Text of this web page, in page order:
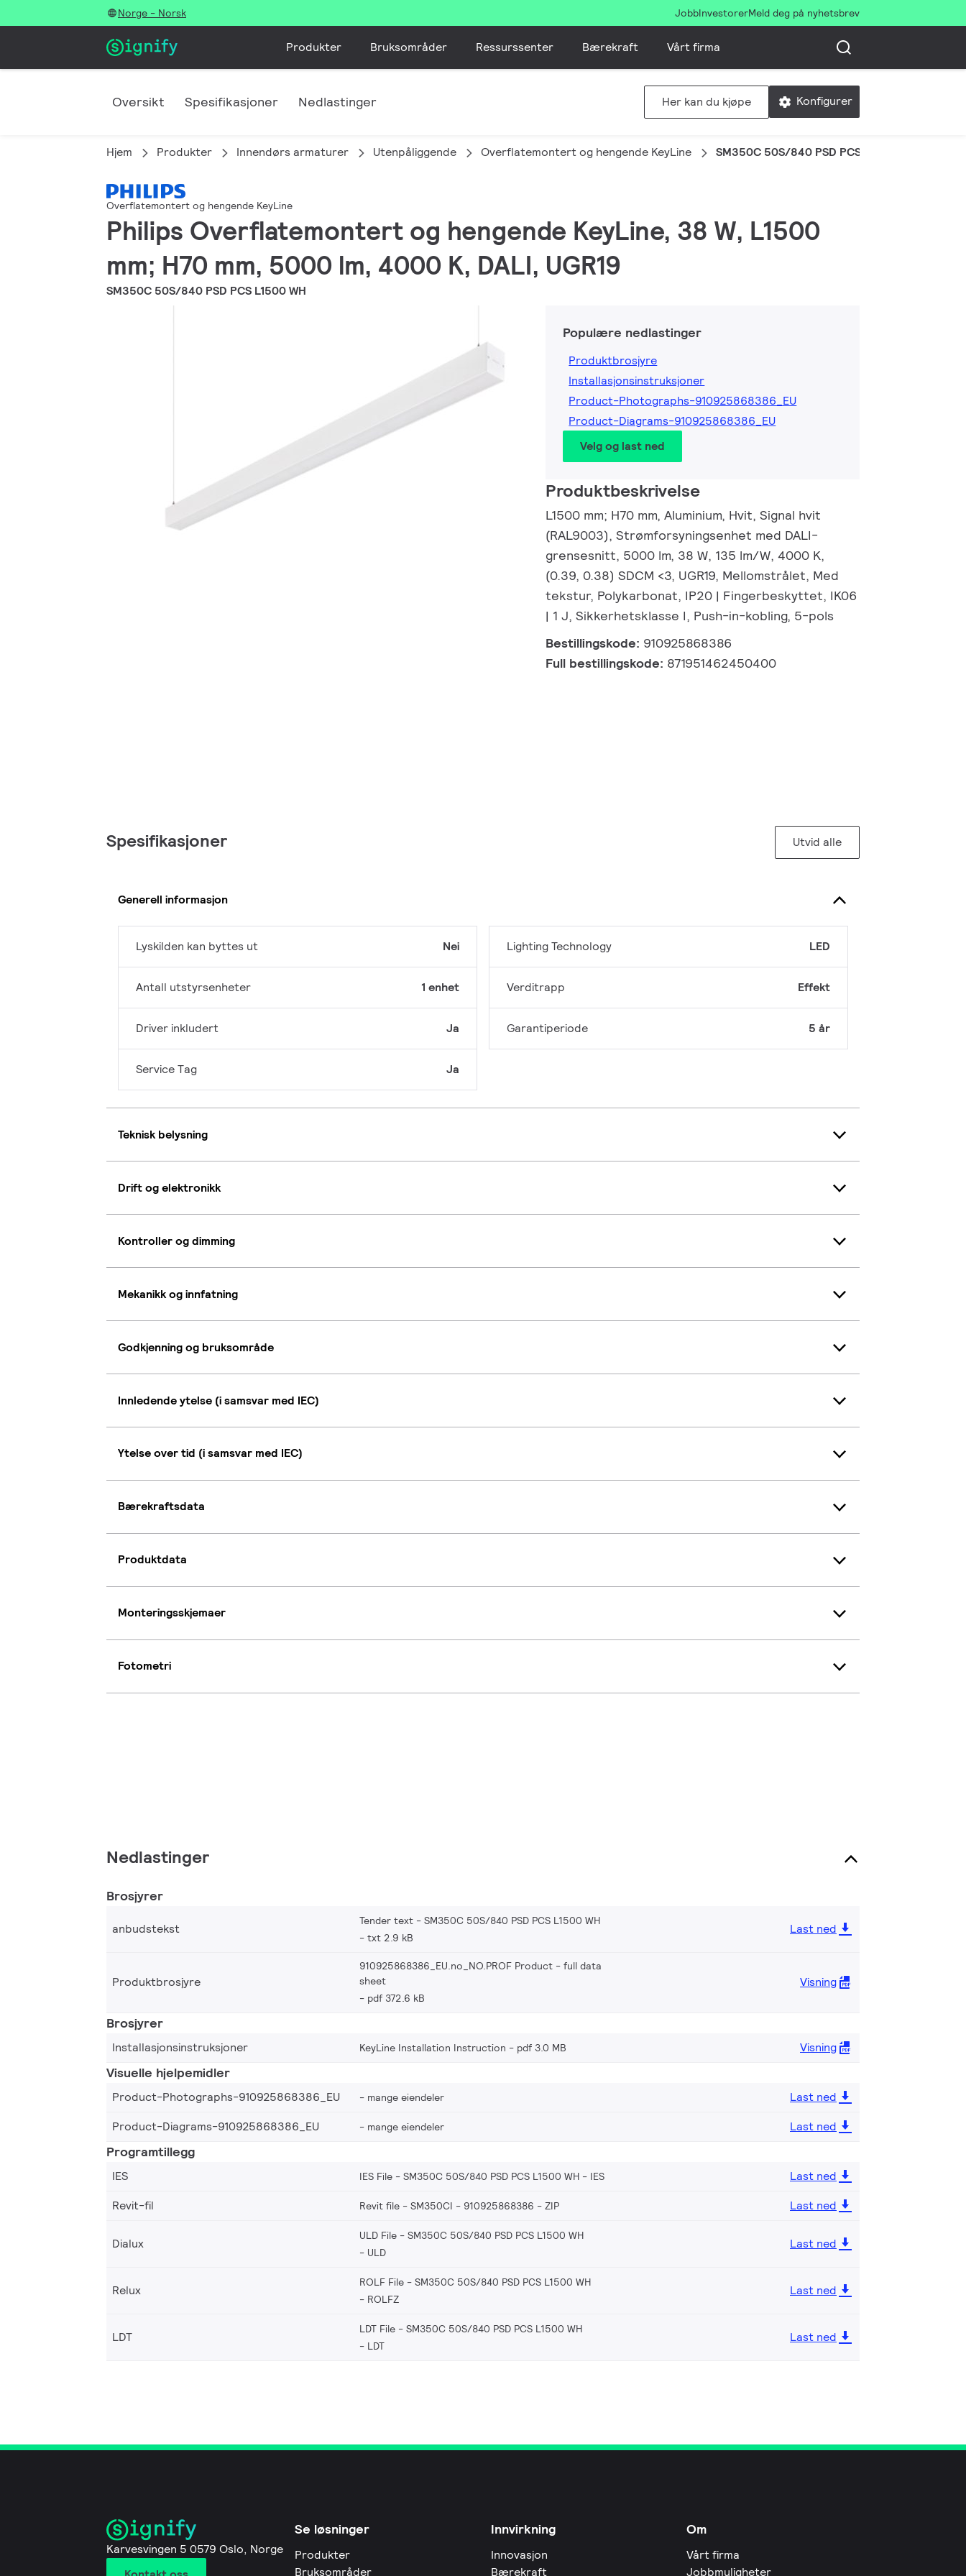
Norge - Norsk JobbInvestorerMeld deg på nyhetsbrev
Produkter Bruksområder Ressurssenter Bærekraft Vårt firma
Oversikt Spesifikasjoner Nedlastinger Her kan du kjøpe Konfigurer
Hjem Produkter Innendørs armaturer Utenpåliggende Overflatemontert og hengende KeyLine SM350C 50S/840 PSD PCS L1500 WH
Overflatemontert og hengende KeyLine
Philips Overflatemontert og hengende KeyLine, 38 W, L1500
mm; H70 mm, 5000 lm, 4000 K, DALI, UGR19
SM350C 50S/840 PSD PCS L1500 WH
Populære nedlastinger
Produktbrosjyre
Installasjonsinstruksjoner
Product-Photographs-910925868386_EU
Product-Diagrams-910925868386_EU
Velg og last ned
Produktbeskrivelse
L1500 mm; H70 mm, Aluminium, Hvit, Signal hvit
(RAL9003), Strømforsyningsenhet med DALI-
grensesnitt, 5000 lm, 38 W, 135 lm/W, 4000 K,
(0.39, 0.38) SDCM <3, UGR19, Mellomstrålet, Med
tekstur, Polykarbonat, IP20 | Fingerbeskyttet, IK06
| 1 J, Sikkerhetsklasse I, Push-in-kobling, 5-pols
Bestillingskode: 910925868386
Full bestillingskode: 871951462450400
Spesifikasjoner Utvid alle
Generell informasjon
Lyskilden kan byttes ut Nei
Antall utstyrsenheter 1 enhet
Driver inkludert Ja
Service Tag Ja
Lighting Technology LED
Verditrapp Effekt
Garantiperiode 5 år
Teknisk belysning
Drift og elektronikk
Kontroller og dimming
Mekanikk og innfatning
Godkjenning og bruksområde
Innledende ytelse (i samsvar med IEC)
Ytelse over tid (i samsvar med IEC)
Bærekraftsdata
Produktdata
Monteringsskjemaer
Fotometri
Nedlastinger
Brosjyrer
anbudstekst
Tender text - SM350C 50S/840 PSD PCS L1500 WH
txt 2.9 kB
Last ned
Produktbrosjyre
910925868386_EU.no_NO.PROF Product - full data
sheet
pdf 372.6 kB
Visning
Brosjyrer
Installasjonsinstruksjoner KeyLine Installation Instruction pdf 3.0 MB Visning
Visuelle hjelpemidler
Product-Photographs-910925868386_EU mange eiendeler
Last ned
Product-Diagrams-910925868386_EU
mange eiendeler Last ned
Programtillegg
IES IES File - SM350C 50S/840 PSD PCS L1500 WH IES
Last ned
Revit-fil
Revit file - SM350CI - 910925868386 ZIP Last ned
Dialux
ULD File - SM350C 50S/840 PSD PCS L1500 WH
ULD
Last ned
Relux
ROLF File - SM350C 50S/840 PSD PCS L1500 WH
ROLFZ
Last ned
LDT
LDT File - SM350C 50S/840 PSD PCS L1500 WH
LDT
Last ned
Karvesvingen 5 0579 Oslo, Norge
Se løsninger
Produkter
Bruksområder
Innvirkning
Innovasjon
Bærekraft
Om
Vårt firma
Jobbmuligheter